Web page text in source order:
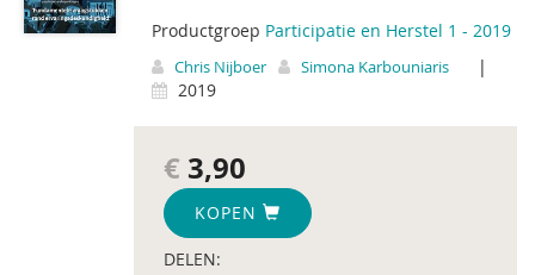
Productgroep Participatie en Herstel 1 - 2019
Chris Nijboer Simona Karbouniaris
|
2019
€ 3,90
KOPEN
DELEN: